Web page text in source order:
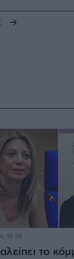
το
18:48